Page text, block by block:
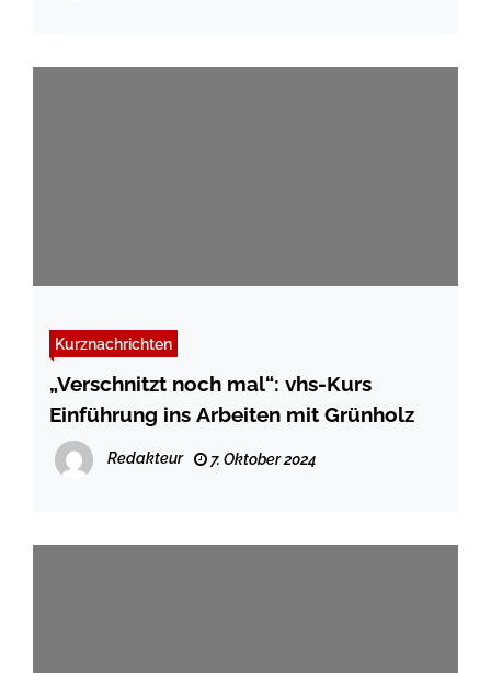
Kurznachrichten
„Verschnitzt noch mal“: vhs-Kurs
Einführung ins Arbeiten mit Grünholz
Redakteur 7. Oktober 2024